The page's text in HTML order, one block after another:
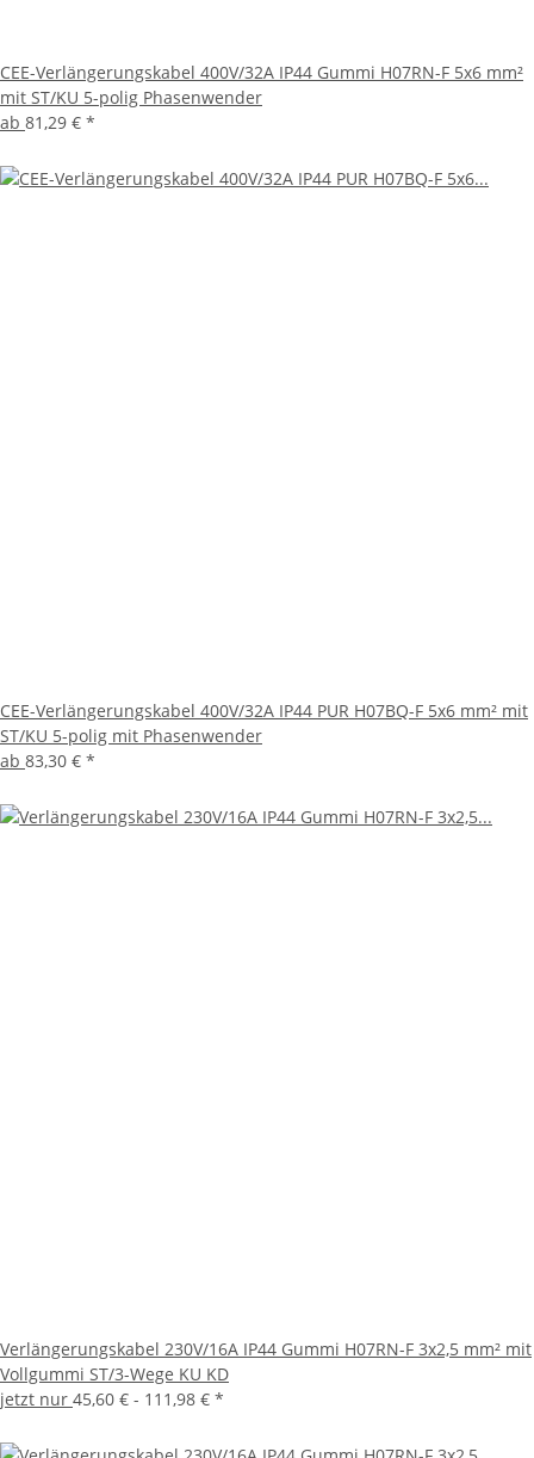
CEE-Verlängerungskabel 400V/32A IP44 Gummi H07RN-F 5x6 mm²
mit ST/KU 5-polig Phasenwender
ab 81,29 € *
CEE-Verlängerungskabel 400V/32A IP44 PUR H07BQ-F 5x6 mm² mit
ST/KU 5-polig mit Phasenwender
ab 83,30 € *
Verlängerungskabel 230V/16A IP44 Gummi H07RN-F 3x2,5 mm² mit
Vollgummi ST/3-Wege KU KD
jetzt nur 45,60 € - 111,98 € *